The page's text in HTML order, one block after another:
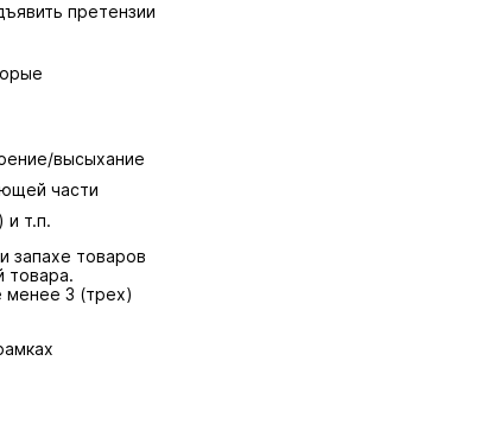
претензии
высыхание
части
и т.п.
запахе товаров
товара.
менее 3 (трех)